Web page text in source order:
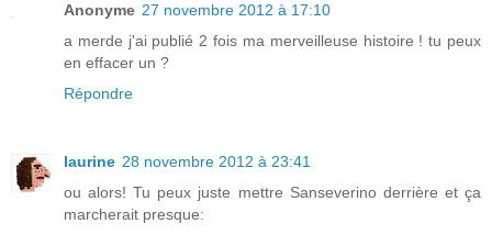
Anonyme 27 novembre 2012 à 17:10
a merde j'ai publié 2 fois ma merveilleuse histoire ! tu peux
en effacer un ?
Répondre
laurine 28 novembre 2012 à 23:41
ou alors! Tu peux juste mettre Sanseverino derrière et ça
marcherait presque: